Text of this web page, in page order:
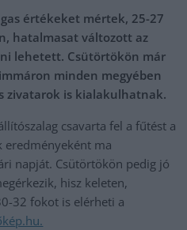
értékeket mértek, 25-27
hatalmasat változott az
lehetett. Csütörtökön már
minden megyében
zivatarok is kialakulhatnak.
csavarta fel a fűtést a
eredményeként ma
napját. Csütörtökön pedig jó
hisz keleten,
32 fokot is elérheti a
p.hu.